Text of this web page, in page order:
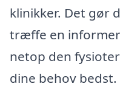
klinikker. Det gør
træffe en
netop den
dine behov bedst.